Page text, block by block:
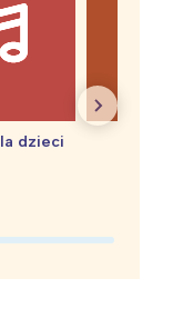
dzieci